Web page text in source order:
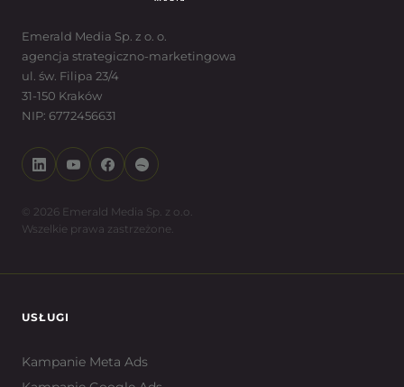
Emerald Media Sp. z o. o.
agencja strategiczno-marketingowa
ul. św. Filipa 23/4
31-150 Kraków
NIP: 6772456631
© 2026 Emerald Media Sp. z o.o.
Wszelkie prawa zastrzeżone.
USŁUGI
Kampanie Meta Ads